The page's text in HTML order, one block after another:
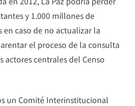
y 1.000 millones de
en caso de no actualizar la
el proceso de la consulta
actores centrales del Censo
un Comité Interinstitucional